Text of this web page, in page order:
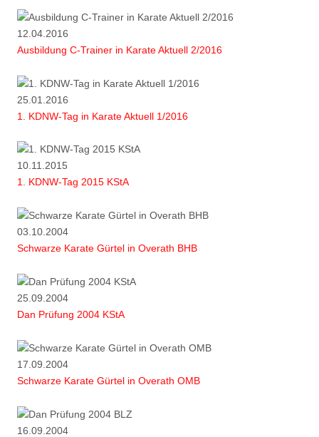
12.04.2016
Ausbildung C-Trainer in Karate Aktuell 2/2016
25.01.2016
1. KDNW-Tag in Karate Aktuell 1/2016
10.11.2015
1. KDNW-Tag 2015 KStA
03.10.2004
Schwarze Karate Gürtel in Overath BHB
25.09.2004
Dan Prüfung 2004 KStA
17.09.2004
Schwarze Karate Gürtel in Overath OMB
16.09.2004